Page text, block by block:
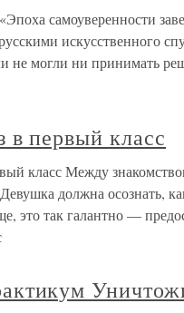
самоуверенности
искусственного
не могли ни принимать
в первый класс
класс Между
должна осознать,
это так галантно —